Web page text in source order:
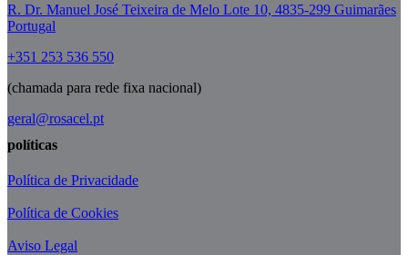
R. Dr. Manuel José Teixeira de Melo Lote 10, 4835-299 Guimarães
Portugal
+351 253 536 550
(chamada para rede fixa nacional)
geral@rosacel.pt
políticas
Política de Privacidade
Política de Cookies
Aviso Legal